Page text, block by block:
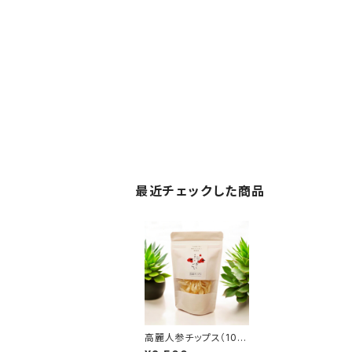
最近チェックした商品
高麗人参チップス（10
g）